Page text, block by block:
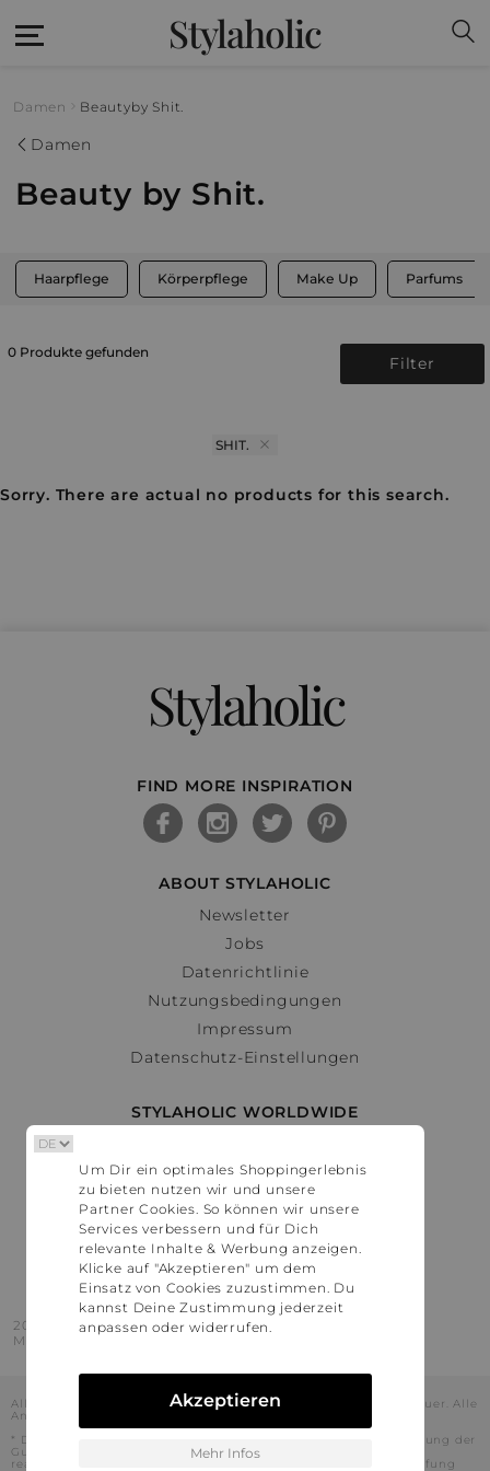
Stylaholic
Damen Beautyby Shit.
Damen
Beauty by Shit.
Haarpflege Körperpflege Make Up Parfums
0 Produkte gefunden
Filter
SHIT.
Sorry. There are actual no products for this search.
Stylaholic
FIND MORE INSPIRATION
ABOUT STYLAHOLIC
Newsletter
Jobs
Datenrichtlinie
Nutzungsbedingungen
Impressum
Datenschutz-Einstellungen
STYLAHOLIC WORLDWIDE
Österreich
Schweiz
France
United States
2016 - 2026 © Stylaholic.
Made for you with love in munich.
Alle Preise inkl. der jeweils geltenden gesetzlichen Mehrwertsteuer. Alle
Angaben ohne Gewähr.
* Die angezeigten Preise beinhalten Rabatte, die durch die Nutzung der
Gutschein-Codes auf den Seiten unserer Partner voraussichtlich
realisiert werden können. Stylaholic führt keine vollständige Prüfung
Um Dir ein optimales Shoppingerlebnis
zu bieten nutzen wir und unsere
Partner Cookies. So können wir unsere
Services verbessern und für Dich
relevante Inhalte & Werbung anzeigen.
Klicke auf "Akzeptieren" um dem
Einsatz von Cookies zuzustimmen. Du
kannst Deine Zustimmung jederzeit
anpassen oder widerrufen.
Akzeptieren
Mehr Infos